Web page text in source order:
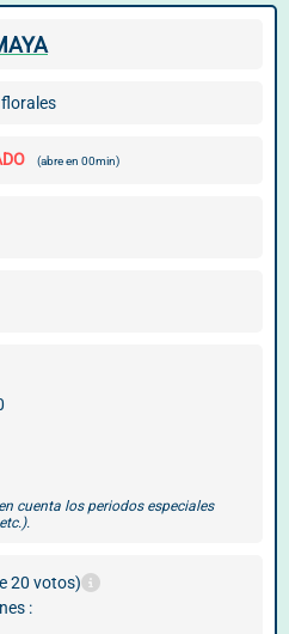
(abre en 00min)
cuenta los periodos especiales
20 votos)
: